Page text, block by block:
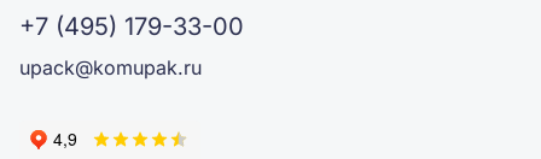
+7 (495) 179-33-00
upack@komupak.ru